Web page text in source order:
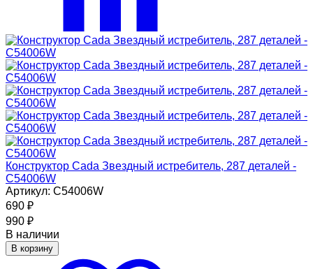
Конструктор Cada Звездный истребитель, 287 деталей -
C54006W
Артикул: C54006W
690 ₽
990 ₽
В наличии
В корзину